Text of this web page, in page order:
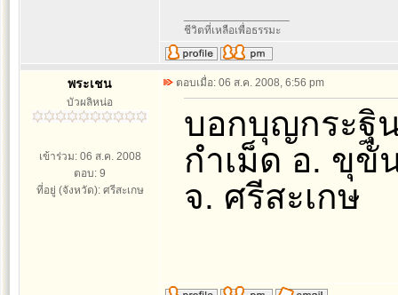
ชีวิตที่เหลือเพื่อธรรมะ
พระเชน
บัวผลิหน่อ
เข้าร่วม: 06 ส.ค. 2008
ตอบ: 9
ที่อยู่ (จังหวัด): ศรีสะเกษ
ตอบเมื่อ: 06 ส.ค. 2008, 6:56 pm
บอกบุญกระฐิ
กำเม็ด อ. ขุขั
จ. ศรีสะเกษ